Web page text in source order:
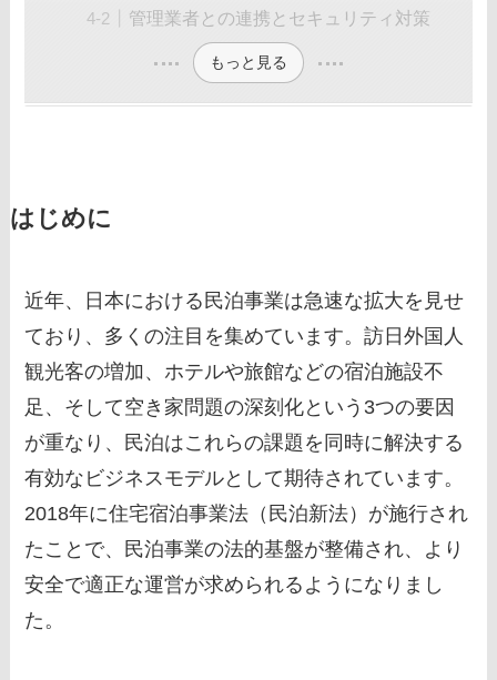
管理業者との連携とセキュリティ対策
もっと見る
はじめに
近年、日本における民泊事業は急速な拡大を見せ
ており、多くの注目を集めています。訪日外国人
観光客の増加、ホテルや旅館などの宿泊施設不
足、そして空き家問題の深刻化という3つの要因
が重なり、民泊はこれらの課題を同時に解決する
有効なビジネスモデルとして期待されています。
2018年に住宅宿泊事業法（民泊新法）が施行され
たことで、民泊事業の法的基盤が整備され、より
安全で適正な運営が求められるようになりまし
た。